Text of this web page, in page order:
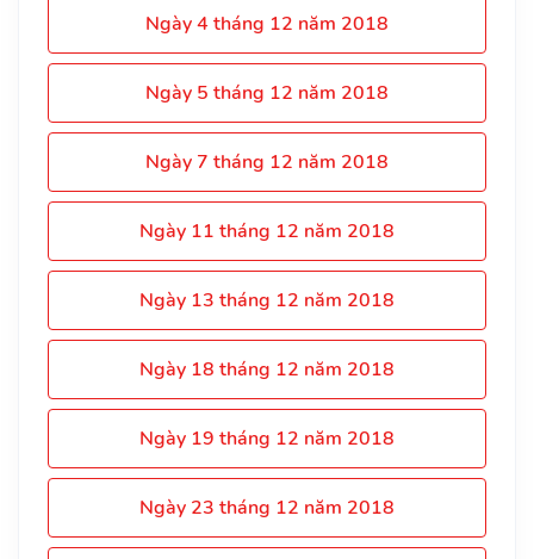
Ngày 4 tháng 12 năm 2018
Ngày 5 tháng 12 năm 2018
Ngày 7 tháng 12 năm 2018
Ngày 11 tháng 12 năm 2018
Ngày 13 tháng 12 năm 2018
Ngày 18 tháng 12 năm 2018
Ngày 19 tháng 12 năm 2018
Ngày 23 tháng 12 năm 2018